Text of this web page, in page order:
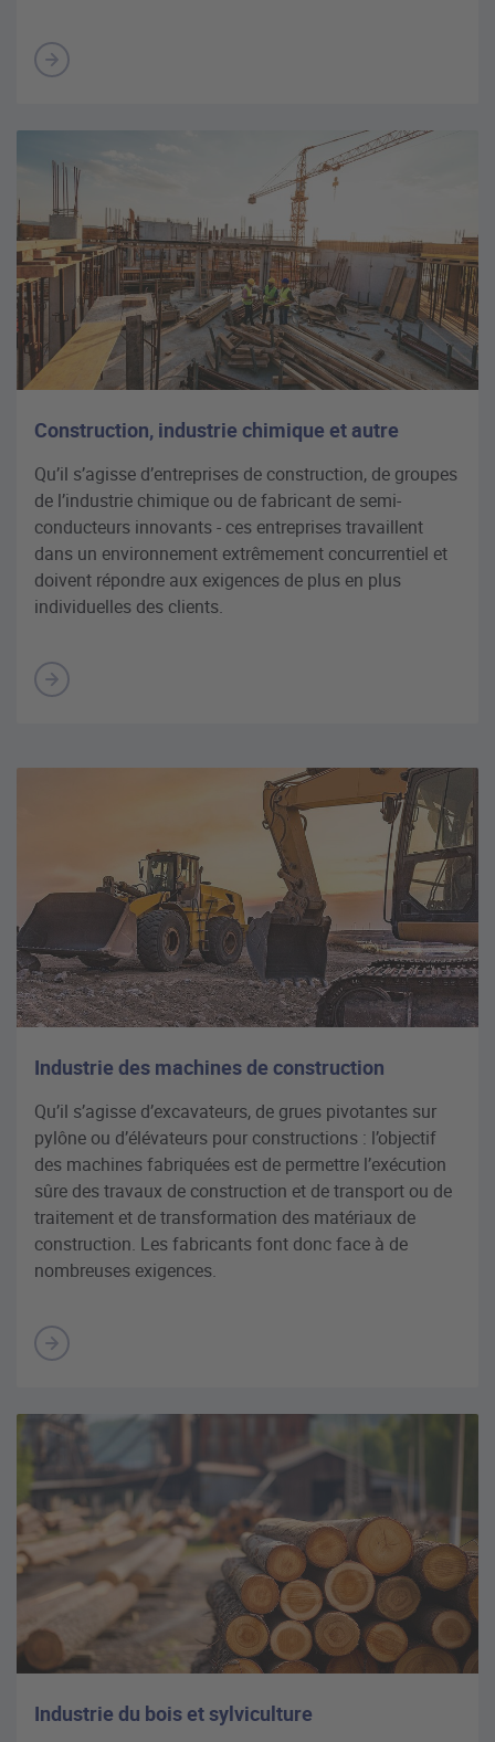
Construction, industrie chimique et autre
Qu’il s’agisse d’entreprises de construction, de groupes
de l’industrie chimique ou de fabricant de semi-
conducteurs innovants - ces entreprises travaillent
dans un environnement extrêmement concurrentiel et
doivent répondre aux exigences de plus en plus
individuelles des clients.
Industrie des machines de construction
Qu’il s’agisse d’excavateurs, de grues pivotantes sur
pylône ou d’élévateurs pour constructions : l’objectif
des machines fabriquées est de permettre l’exécution
sûre des travaux de construction et de transport ou de
traitement et de transformation des matériaux de
construction. Les fabricants font donc face à de
nombreuses exigences.
Industrie du bois et sylviculture